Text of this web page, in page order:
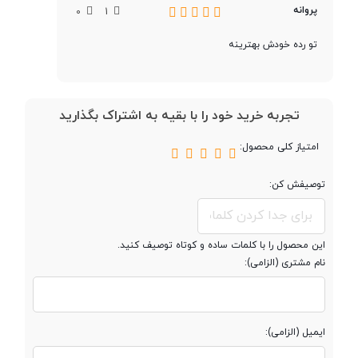
حافظه کش
4 مگابایت
حافظه رم 12 گیگابایت
نوع حافظه رم DDR4 2400MHz
قابلیت ارتقاء رم up to 16GB
مشخصات حافظه داخلی
پروانه 1
0
تو رده خودش بهترینه
تجربه خرید خود را با بقیه به اشتراک بگذارید
امتیاز کلی محصول:
توصیفش کن:
این محصول را با کلمات ساده و کوتاه توصیف کنید.
نام مشتری (الزامی):
ایمیل (الزامی):